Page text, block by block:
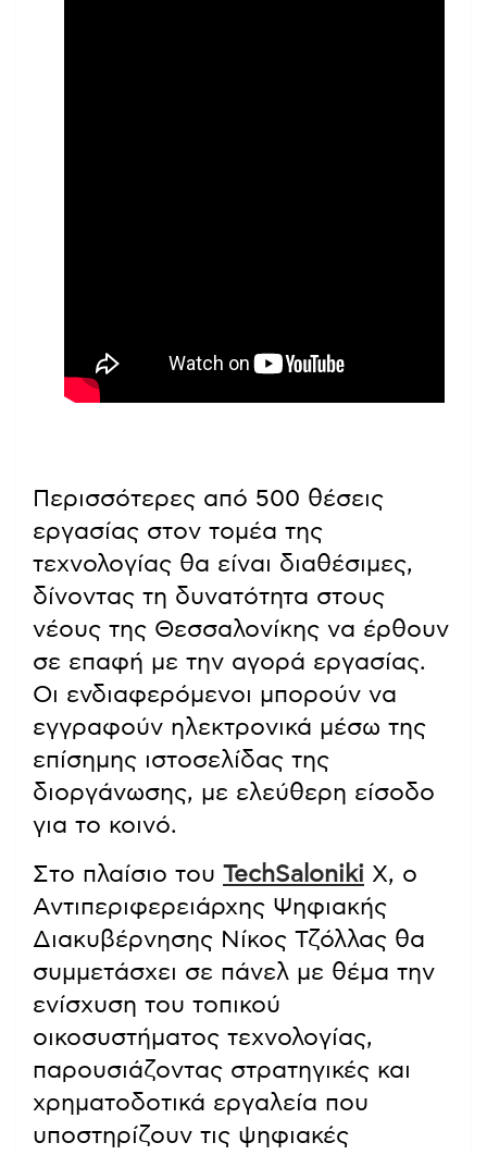
Περισσότερες από 500 θέσεις
εργασίας στον τομέα της
τεχνολογίας θα είναι διαθέσιμες,
δίνοντας τη δυνατότητα στους
νέους της Θεσσαλονίκης να έρθουν
σε επαφή με την αγορά εργασίας.
Οι ενδιαφερόμενοι μπορούν να
εγγραφούν ηλεκτρονικά μέσω της
επίσημης ιστοσελίδας της
διοργάνωσης, με ελεύθερη είσοδο
για το κοινό.
Στο πλαίσιο του TechSaloniki X, ο
Αντιπεριφερειάρχης Ψηφιακής
Διακυβέρνησης Νίκος Τζόλλας θα
συμμετάσχει σε πάνελ με θέμα την
ενίσχυση του τοπικού
οικοσυστήματος τεχνολογίας,
παρουσιάζοντας στρατηγικές και
χρηματοδοτικά εργαλεία που
υποστηρίζουν τις ψηφιακές